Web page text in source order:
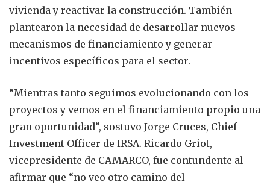
vivienda y reactivar la construcción. También
plantearon la necesidad de desarrollar nuevos
mecanismos de financiamiento y generar
incentivos específicos para el sector.
“Mientras tanto seguimos evolucionando con los
proyectos y vemos en el financiamiento propio una
gran oportunidad”, sostuvo Jorge Cruces, Chief
Investment Officer de IRSA. Ricardo Griot,
vicepresidente de CAMARCO, fue contundente al
afirmar que “no veo otro camino del